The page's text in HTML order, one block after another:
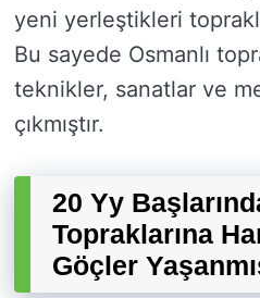
yeni yerleştikleri
Bu sayede Osmanlı
teknikler, sanatlar ve
çıkmıştır.
20 Yy
Topraklarına
Göçler